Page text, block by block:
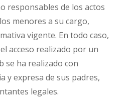
responsables de los actos
menores a su cargo,
vigente. En todo caso,
acceso realizado por un
se ha realizado con
y expresa de sus padres,
legales.